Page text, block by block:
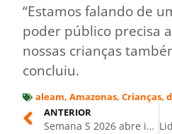
“Estamos falando de
poder público precisa
nossas crianças
concluiu.
aleam, Amazonas, Crianças,
ANTERIOR
Semana S 2026 abre inscrições no Amazonas com palestrantes nacionais e show de Elba Ramalho